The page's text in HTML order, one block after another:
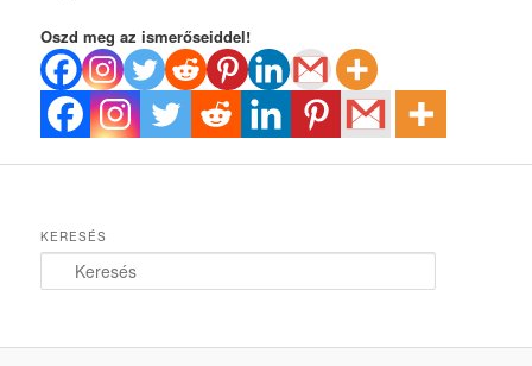
Oszd meg az ismerőseiddel!
KERESÉS
e
s